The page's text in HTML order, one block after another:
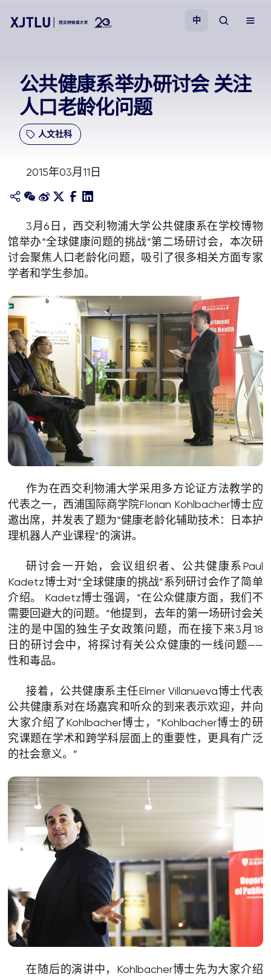
招生
科研
学院
关于我们
中
公共健康系举办研讨会 关注
人口老龄化问题
人文社科
2015年03月11日
3月6日，西交利物浦大学公共健康系在学校博物
馆举办“全球健康问题的挑战”第二场研讨会，本次研
讨会聚焦人口老龄化问题，吸引了很多相关方面专家
学者和学生参加。
作为在西交利物浦大学采用多方论证方法教学的
代表之一，西浦国际商学院Florian Kohlbacher博士应
邀出席，并发表了题为“健康老龄化辅助技术：日本护
理机器人产业课程”的演讲。
研讨会一开始，会议组织者、公共健康系Paul
Kadetz博士对“全球健康的挑战”系列研讨会作了简单
介绍。 Kadetz博士强调，“在公众健康方面，我们不
需要回避大的问题。”他提到，去年的第一场研讨会关
注的是中国的独生子女政策问题，而在接下来3月18
日的研讨会中，将探讨有关公众健康的一线问题——
性和毒品。
接着，公共健康系主任Elmer Villanueva博士代表
公共健康系对在场嘉宾和听众的到来表示欢迎，并向
大家介绍了Kohlbacher博士，“Kohlbacher博士的研
究课题在学术和跨学科层面上的重要性，更具有广泛
的社会意义。”
在随后的演讲中，Kohlbacher博士先为大家介绍